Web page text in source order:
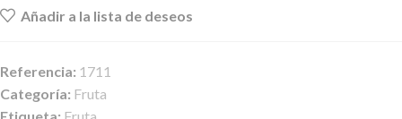
Añadir a la lista de deseos
Referencia: 1711
Categoría: Fruta